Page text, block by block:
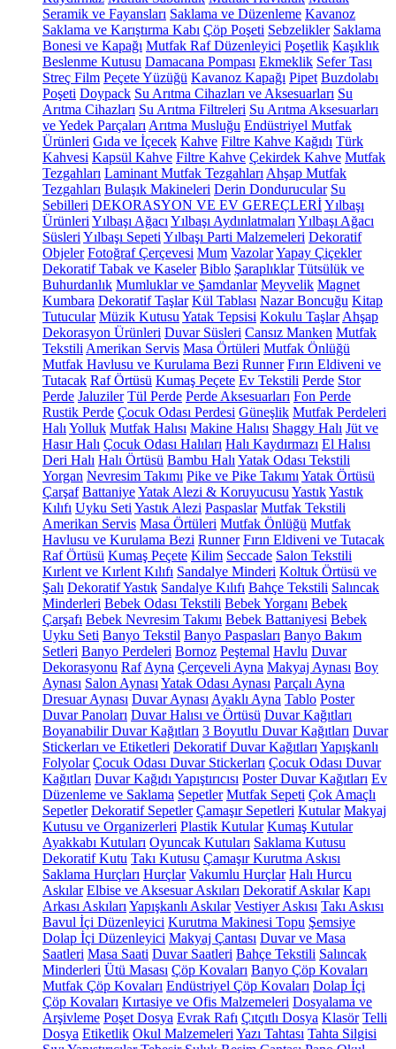
Seramik ve Fayansları Saklama ve Düzenleme Kavanoz
Saklama ve Karıştırma Kabı Çöp Poşeti Sebzelikler Saklama
Bonesi ve Kapağı Mutfak Raf Düzenleyici Poşetlik Kaşıklık
Beslenme Kutusu Damacana Pompası Ekmeklik Sefer Tası
Streç Film Peçete Yüzüğü Kavanoz Kapağı Pipet Buzdolabı
Poşeti Doypack Su Arıtma Cihazları ve Aksesuarları Su
Arıtma Cihazları Su Arıtma Filtreleri Su Arıtma Aksesuarları
ve Yedek Parçaları Arıtma Musluğu Endüstriyel Mutfak
Ürünleri Gıda ve İçecek Kahve Filtre Kahve Kağıdı Türk
Kahvesi Kapsül Kahve Filtre Kahve Çekirdek Kahve Mutfak
Tezgahları Laminant Mutfak Tezgahları Ahşap Mutfak
Tezgahları Bulaşık Makineleri Derin Dondurucular Su
Sebilleri DEKORASYON VE EV GEREÇLERİYılbaşı
Ürünleri Yılbaşı Ağacı Yılbaşı Aydınlatmaları Yılbaşı Ağacı
Süsleri Yılbaşı Sepeti Yılbaşı Parti Malzemeleri Dekoratif
Objeler Fotoğraf Çerçevesi Mum VazolarYapay Çiçekler
Dekoratif Tabak ve Kaseler Biblo Şaraplıklar Tütsülük ve
Buhurdanlık Mumluklar ve Şamdanlar Meyvelik Magnet
Kumbara Dekoratif Taşlar Kül Tablası Nazar Boncuğu Kitap
Tutucular Müzik Kutusu Yatak Tepsisi Kokulu Taşlar Ahşap
Dekorasyon Ürünleri Duvar Süsleri Cansız Manken Mutfak
Tekstili Amerikan Servis Masa Örtüleri Mutfak Önlüğü
Mutfak Havlusu ve Kurulama Bezi Runner Fırın Eldiveni ve
Tutacak Raf Örtüsü Kumaş Peçete Ev Tekstili Perde Stor
Perde Jaluziler Tül Perde Perde Aksesuarları Fon Perde
Rustik Perde Çocuk Odası Perdesi Güneşlik Mutfak Perdeleri
Halı Yolluk Mutfak Halısı Makine Halısı Shaggy Halı Jüt ve
Hasır Halı Çocuk Odası Halıları Halı Kaydırmazı El Halısı
Deri Halı Halı Örtüsü Bambu Halı Yatak Odası Tekstili
Yorgan Nevresim Takımı Pike ve Pike Takımı Yatak Örtüsü
Çarşaf BattaniyeYatak Alezi & Koruyucusu YastıkYastık
Kılıfı Uyku Seti Yastık Alezi Paspaslar Mutfak Tekstili
Amerikan Servis Masa Örtüleri Mutfak Önlüğü Mutfak
Havlusu ve Kurulama Bezi Runner Fırın Eldiveni ve Tutacak
Raf Örtüsü Kumaş Peçete Kilim Seccade Salon Tekstili
Kırlent ve Kırlent Kılıfı Sandalye Minderi Koltuk Örtüsü ve
Şalı Dekoratif Yastık Sandalye Kılıfı Bahçe Tekstili Salıncak
Minderleri Bebek Odası Tekstili Bebek Yorganı Bebek
Çarşafı Bebek Nevresim Takımı Bebek Battaniyesi Bebek
Uyku Seti Banyo Tekstil Banyo Paspasları Banyo Bakım
Setleri Banyo Perdeleri Bornoz Peştemal Havlu Duvar
Dekorasyonu Raf Ayna Çerçeveli Ayna Makyaj Aynası Boy
Aynası Salon Aynası Yatak Odası Aynası Parçalı Ayna
Dresuar Aynası Duvar Aynası Ayaklı Ayna Tablo Poster
Duvar Panoları Duvar Halısı ve Örtüsü Duvar Kağıtları
Boyanabilir Duvar Kağıtları 3 Boyutlu Duvar Kağıtları Duvar
Stickerları ve Etiketleri Dekoratif Duvar Kağıtları Yapışkanlı
Folyolar Çocuk Odası Duvar Stickerları Çocuk Odası Duvar
Kağıtları Duvar Kağıdı Yapıştırıcısı Poster Duvar Kağıtları Ev
Düzenleme ve Saklama Sepetler Mutfak Sepeti Çok Amaçlı
Sepetler Dekoratif Sepetler Çamaşır Sepetleri Kutular Makyaj
Kutusu ve Organizerleri Plastik Kutular Kumaş Kutular
Ayakkabı Kutuları Oyuncak Kutuları Saklama Kutusu
Dekoratif Kutu Takı Kutusu Çamaşır Kurutma Askısı
Saklama Hurçları Hurçlar Vakumlu Hurçlar Halı Hurcu
Askılar Elbise ve Aksesuar Askıları Dekoratif Askılar Kapı
Arkası Askıları Yapışkanlı Askılar Vestiyer Askısı Takı Askısı
Bavul İçi Düzenleyici Kurutma Makinesi Topu Şemsiye
Dolap İçi Düzenleyici Makyaj Çantası Duvar ve Masa
Saatleri Masa Saati Duvar Saatleri Bahçe Tekstili Salıncak
Minderleri Ütü Masası Çöp Kovaları Banyo Çöp Kovaları
Mutfak Çöp Kovaları Endüstriyel Çöp Kovaları Dolap İçi
Çöp Kovaları Kırtasiye ve Ofis Malzemeleri Dosyalama ve
Arşivleme Poşet Dosya Evrak Rafı Çıtçıtlı Dosya Klasör Telli
Dosya Etiketlik Okul Malzemeleri Yazı Tahtası Tahta Silgisi